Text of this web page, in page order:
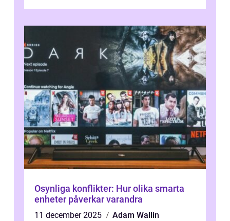
Osynliga konflikter: Hur olika smarta
enheter påverkar varandra
11 december 2025
Adam Wallin